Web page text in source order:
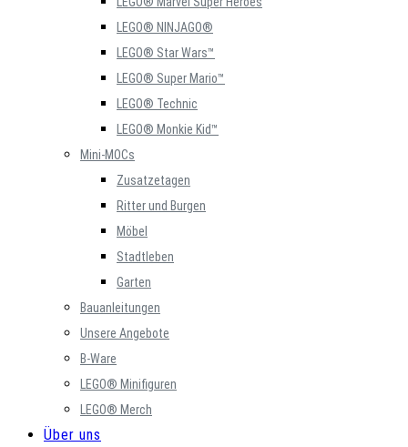
LEGO® NINJAGO®
LEGO® Star Wars™
LEGO® Super Mario™
LEGO® Technic
LEGO® Monkie Kid™
Mini-MOCs
Zusatzetagen
Ritter und Burgen
Möbel
Stadtleben
Garten
Bauanleitungen
Unsere Angebote
B-Ware
LEGO® Minifiguren
LEGO® Merch
Über uns